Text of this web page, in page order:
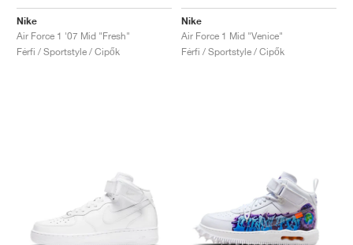
Nike
Air Force 1 '07 Mid "Fresh"
Férfi / Sportstyle / Cipők
Nike
Air Force 1 Mid "Venice"
Férfi / Sportstyle / Cipők